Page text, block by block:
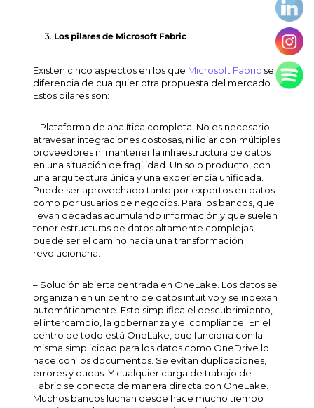
Los pilares de Microsoft Fabric
Existen cinco aspectos en los que Microsoft Fabric se
diferencia de cualquier otra propuesta del mercado.
Estos pilares son:
– Plataforma de analítica completa. No es necesario
atravesar integraciones costosas, ni lidiar con múltiples
proveedores ni mantener la infraestructura de datos
en una situación de fragilidad. Un solo producto, con
una arquitectura única y una experiencia unificada.
Puede ser aprovechado tanto por expertos en datos
como por usuarios de negocios. Para los bancos, que
llevan décadas acumulando información y que suelen
tener estructuras de datos altamente complejas,
puede ser el camino hacia una transformación
revolucionaria.
– Solución abierta centrada en OneLake. Los datos se
organizan en un centro de datos intuitivo y se indexan
automáticamente. Esto simplifica el descubrimiento,
el intercambio, la gobernanza y el compliance En el
centro de todo está OneLake, que funciona con la
misma simplicidad para los datos como OneDrive lo
hace con los documentos. Se evitan duplicaciones,
errores y dudas. Y cualquier carga de trabajo de
Fabric se conecta de manera directa con OneLake.
Muchos bancos luchan desde hace mucho tiempo